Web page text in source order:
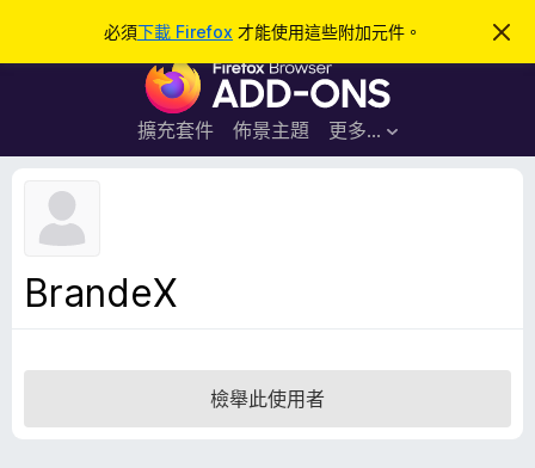
必須下載 Firefox 才能使用這些附加元件。
忽
此
F
r
e
加
元
擴充套件 佈景主題 更多…
登入
BrandeX
檢舉此使用者